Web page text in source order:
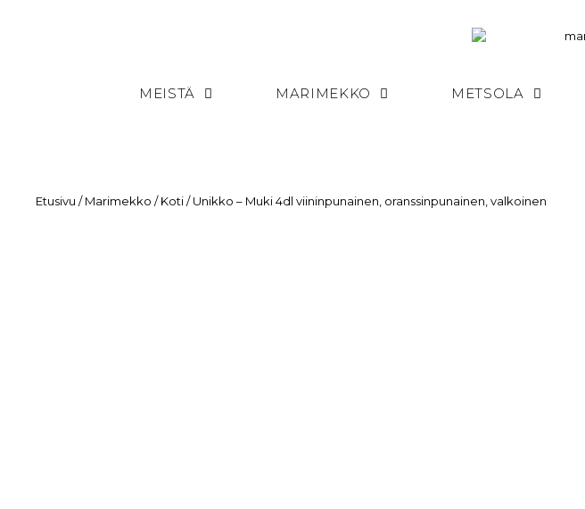
MEISTÄ MARIMEKKO METSOLA
Etusivu /Marimekko /Koti/ Unikko – Muki 4dl viininpunainen, oranssinpunainen, valkoinen